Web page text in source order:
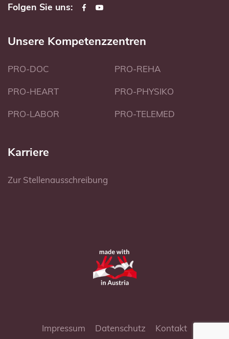
Folgen Sie uns:
Unsere Kompetenzzentren
PRO-DOC PRO-REHA
PRO-HEART PRO-PHYSIKO
PRO-LABOR PRO-TELEMED
Karriere
Zur Stellenausschreibung
Impressum Datenschutz Kontakt